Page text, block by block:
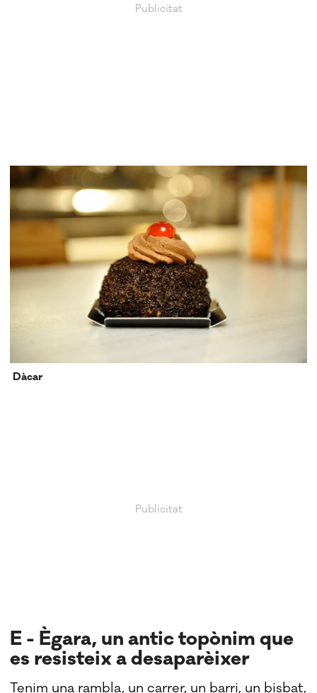
Dàcar
E - Ègara, un antic topònim que
es resisteix a desaparèixer
Tenim una rambla, un carrer, un barri, un bisbat,